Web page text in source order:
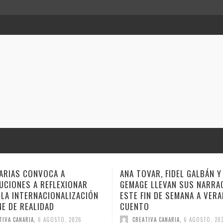
FIDEL GALBÁN Y
LLEVAN SUS NARRACIONES
DE SEMANA A VERANO DE
CANARIA 6 AGOSTO, 2026
COVERAMA REGRESA ESTE
A LA NOCHE OCHENTERA
CREATIVA CANARIA, 6 AGOSTO,